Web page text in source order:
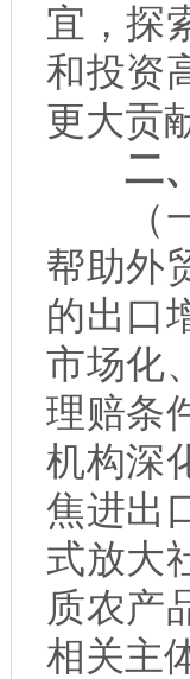
宜，探
和投资
更大贡
二、
（一
帮助外
的出口
市场化
理赔条
机构深
焦进出
式放大
质农产
相关主